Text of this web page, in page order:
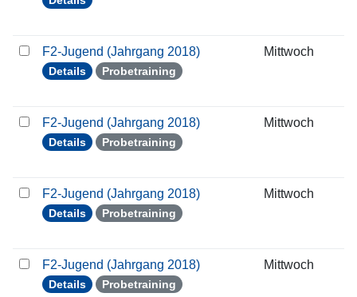
F2-Jugend (Jahrgang 2018)
Details Probetraining
Mittwoch
F2-Jugend (Jahrgang 2018)
Details Probetraining
Mittwoch
F2-Jugend (Jahrgang 2018)
Details Probetraining
Mittwoch
F2-Jugend (Jahrgang 2018)
Details Probetraining
Mittwoch